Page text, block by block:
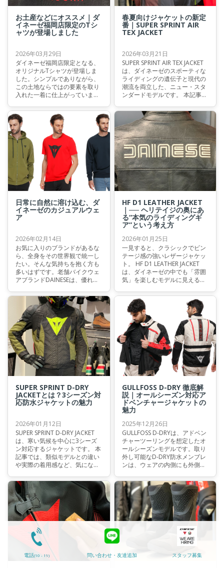
電話(10 - 19) 問い合わせ・友達追加 スタッフ募集
お土産などにオススメ｜ダ
イネーゼ福岡店限定のTシ
ャツが登場しました
2026年03月29日
ダイネーゼ福岡店限定となる、
オリジナルTシャツが登場しま
した。シンプルでありながら、
この土地ならではの要素を取り
入れた一着に仕上がっていま
春夏向けジャケットの新定
番｜SUPER SPRINT AIR
TEX JACKET
2026年03月21日
SUPER SPRINT AIR TEX JACKET
は、ダイネーゼのスポーティな
ライディングの遺伝子と現代の
潮流を両立した、ニュー・スタ
ンダードモデルです。 本記事で
デルを詳しくご紹介いたしま
日常に自然に溶け込む、ダ
イネーゼのカジュアルウェ
ア
2026年02月14日
お気に入りのブランドがあるな
ら、全身をその世界観で統一し
たい。そんな気持ちを抱く方も
多いはずです。老舗バイクウェ
アブランドDAINESEは、優れた
だけでなく、日常にも自然に溶
け込むカジュアルウェアも展開
しています。 ライディングシー
ンから日常まで、ぜひコーディ
ネートをお楽しみください。
HF D1 LEATHER JACKET
｜── ヘリテイジの奥にあ
る“本気のライディングギ
ア”という考え方
2026年01月25日
一見すると、クラシックでビン
テージ感の強いレザージャケッ
ト。 HF D1 LEATHER JACKET
は、ダイネーゼの中でも「雰囲
気」を楽しむモデルに見えるか
は、このジャケットはヘリテイ
ジデザインの中に、ライディン
グを前提として考え方を落とし
込んだモデルです。 なぜ、クラ
シックな外観の中に「安全」や
「動きやすさ」を語る余地があ
るのか。 その理由を、構造と設
計の視点から見ていきます。
SUPER SPRINT D-DRY
JACKETとは？3シーズン対
応防水ジャケットの魅力
2026年01月12日
SUPER SPRINT D-DRY JACKET
は、寒い気候を中心に3シーズ
ン対応するジャケットです。 本
記事では、類似モデルとの違い
や実際の着用感など、気になる
ます。ご検討中の方の参考にな
れば幸いです。
GULLFOSS D-DRY 徹底解
説｜オールシーズン対応ア
ドベンチャージャケットの
魅力
2025年12月26日
GULLFOSS D-DRYは、アドベン
チャーツーリングを想定したオ
ールシーズンモデルです。取り
外し可能なD-DRY防水メンブレ
ンは、ウェアの内側にも外側に
いツーリングでも、一着で幅広
く対応できます。 本記事では、
GULLFOSSの上下セットアップ
を機能面から詳しく解説しま
す。 これから購入をご検討の方
は、ぜひ最後までご覧くださ